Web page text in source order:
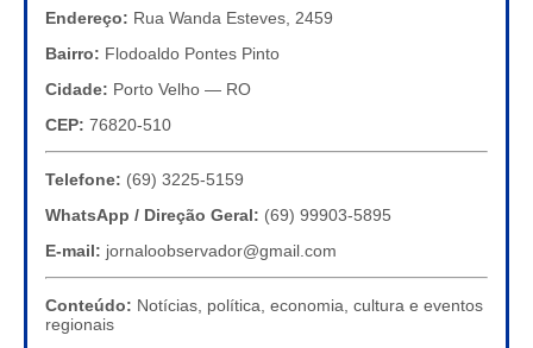
Endereço: Rua Wanda Esteves, 2459
Bairro: Flodoaldo Pontes Pinto
Cidade: Porto Velho — RO
CEP: 76820-510
Telefone: (69) 3225-5159
WhatsApp / Direção Geral: (69) 99903-5895
E-mail: jornaloobservador@gmail.com
Conteúdo: Notícias, política, economia, cultura e eventos
regionais